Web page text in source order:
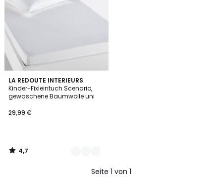
LA REDOUTE INTERIEURS
Kinder-Fixleintuch Scenario,
gewaschene Baumwolle uni
29,99 €
4,7
/ 5
18
Farben
4,7
/
Seite 1 von 1